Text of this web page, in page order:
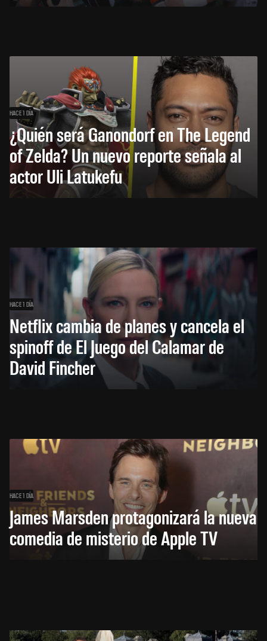
HACE 1 DÍA
¿Quién será Ganondorf en The Legend
of Zelda? Un nuevo reporte señala al
actor Uli Latukefu
HACE 1 DÍA
Netflix cambia de planes y cancela el
spinoff de El Juego del Calamar de
David Fincher
HACE 1 DÍA
James Marsden protagonizará la nueva
comedia de misterio de Apple TV